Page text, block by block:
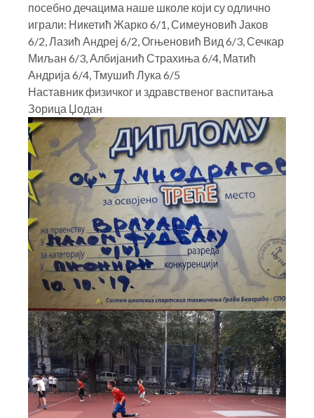
посебно дечацима наше школе који су одлично
играли: Никетић Жарко 6/1, Симеуновић Јаков
6/2, Лазић Андреј 6/2, Огњеновић Вид 6/3, Сечкар
Миљан 6/3, Албијанић Страхиња 6/4, Матић
Андрија 6/4, Тмушић Лука 6/5
Наставник физичког и здравственог васпитања
Зорица Џодан